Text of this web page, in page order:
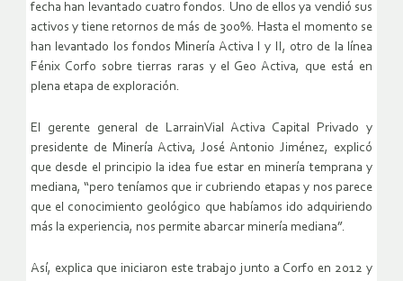
fecha han levantado cuatro fondos. Uno de ellos ya vendió sus
activos y tiene retornos de más de 300%. Hasta el momento se
han levantado los fondos Minería Activa I y II, otro de la línea
Fénix Corfo sobre tierras raras y el Geo Activa, que está en
plena etapa de exploración.
El gerente general de LarrainVial Activa Capital Privado y
presidente de Minería Activa, José Antonio Jiménez, explicó
que desde el principio la idea fue estar en minería temprana y
mediana, “pero teníamos que ir cubriendo etapas y nos parece
que el conocimiento geológico que habíamos ido adquiriendo
más la experiencia, nos permite abarcar minería mediana”.
Así, explica que iniciaron este trabajo junto a Corfo en 2012 y